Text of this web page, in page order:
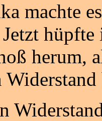
machte
herum,